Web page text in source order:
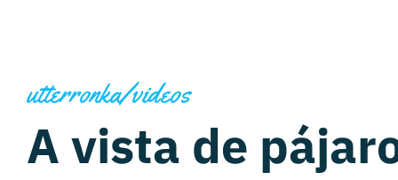
utterronka/videos
A vista de